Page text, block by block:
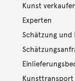
Kunst
Experten
Schätzung und
Kunsttransport